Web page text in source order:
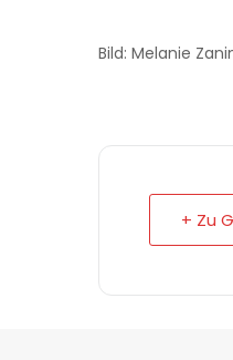
Bild: Melanie
+ Zu